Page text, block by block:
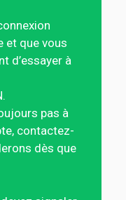
et que vous
d’essayer à
pas à
contactez-
dès que